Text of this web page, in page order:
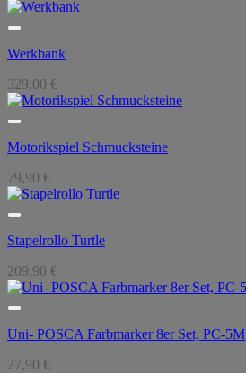
Werkbank
329,00 €
Motorikspiel Schmucksteine
79,90 €
Stapelrollo Turtle
209,90 €
Uni- POSCA Farbmarker 8er Set, PC-5M
27,90 €